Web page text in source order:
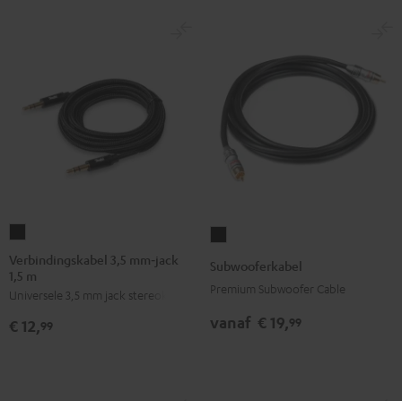
3,5
mm‑jack
1,5
m
Verbindingskabel 3,5 mm‑jack
1,5 m
Universele 3,5 mm jack stereokabel
€ 12,99
Subwooferkabel
Premium Subwoofer Cable
vanaf € 19,99